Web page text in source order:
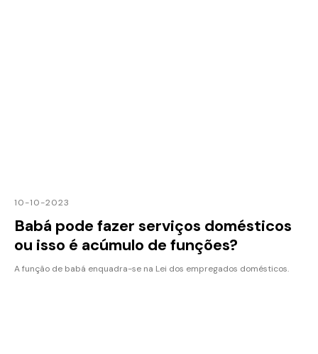
10-10-2023
Babá pode fazer serviços domésticos
ou isso é acúmulo de funções?
A função de babá enquadra-se na Lei dos empregados domésticos.